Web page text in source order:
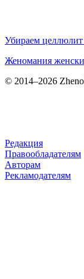
Убираем
Женомания
© 2014–2026
Редакция
Правообладателям
Авторам
Рекламодателям